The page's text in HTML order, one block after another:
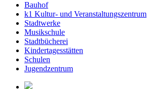
Bauhof
k1 Kultur- und Veranstaltungszentrum
Stadtwerke
Musikschule
Stadtbücherei
Kindertagesstätten
Schulen
Jugendzentrum